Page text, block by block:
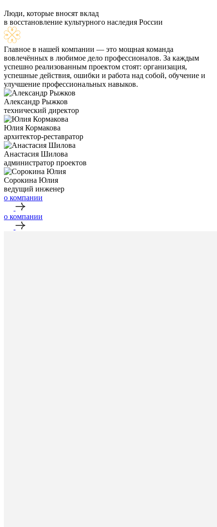
Люди, которые вносят вклад
в восстановление культурного наследия России
Главное в нашей компании — это мощная команда
вовлечённых в любимое дело профессионалов. За каждым
успешно реализованным проектом стоят: организация,
успешные действия, ошибки и работа над собой, обучение и
улучшение профессиональных навыков.
Александр Рыжков
технический директор
Юлия Кормакова
архитектор-реставратор
⁠Анастасия Шилова
администратор проектов
Сорокина Юлия
ведущий инженер
о компании
о компании